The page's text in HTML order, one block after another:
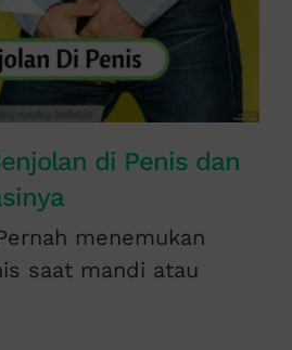
di Penis dan
menemukan
saat mandi atau